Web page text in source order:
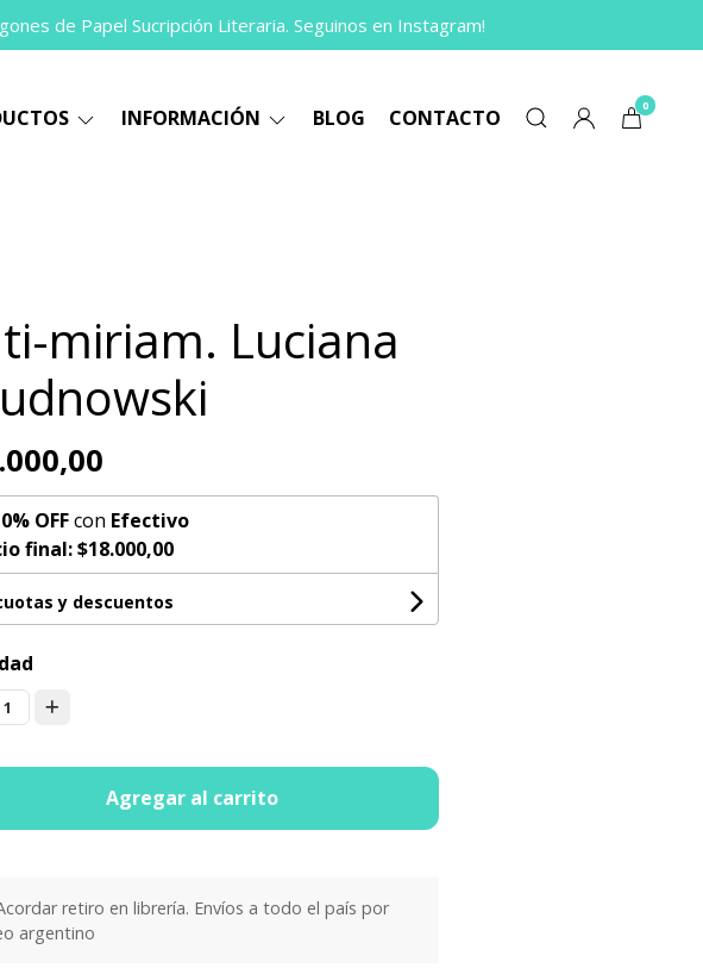
de Papel Sucripción Literaria. Seguinos en Instagram!
INFORMACIÓN BLOG CONTACTO 0
miriam. Luciana
OFFcon Efectivo
final:$18.000,00
y descuentos
1
Agregar al carrito
retiro en librería. Envíos a todo el país por
argentino